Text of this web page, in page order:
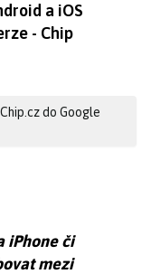
a iOS
- Chip
do Google
iPhone či
mezi